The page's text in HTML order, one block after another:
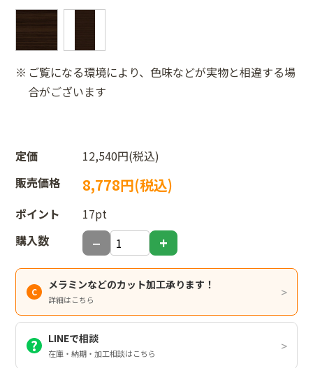
ご覧になる環境により、色味などが実物と相違する場
合がございます
定価
12,540円(税込)
販売価格
8,778円(税込)
ポイント
17pt
購入数
メラミンなどのカット加工承ります！
詳細はこちら
LINEで相談
在庫・納期・加工相談はこちら